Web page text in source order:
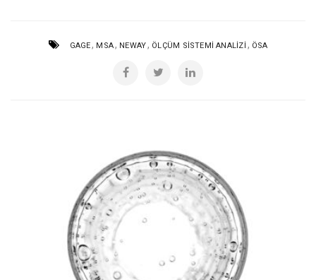
GAGE, MSA, NEWAY, ÖLÇÜM SISTEMI ANALIZI , ÖSA